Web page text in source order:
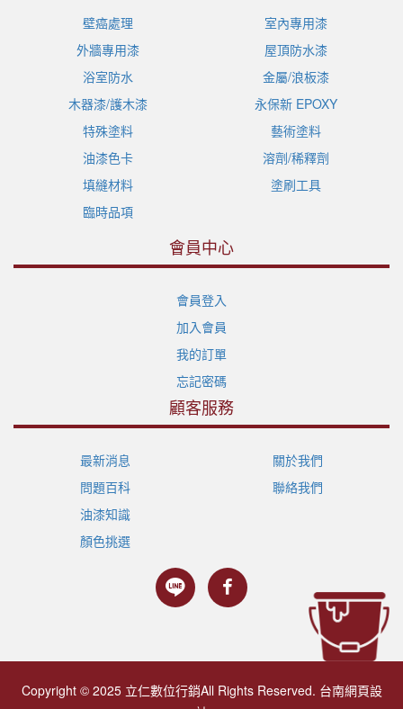
壁癌處理
室內專用漆
外牆專用漆
屋頂防水漆
浴室防水
金屬/浪板漆
木器漆/護木漆
永保新 EPOXY
特殊塗料
藝術塗料
油漆色卡
溶劑/稀釋劑
填縫材料
塗刷工具
臨時品項
會員中心
會員登入
加入會員
我的訂單
忘記密碼
顧客服務
最新消息
問題百科
油漆知識
顏色挑選
關於我們
聯絡我們
Copyright © 2025 立仁數位行銷All Rights Reserved. 台南網頁設